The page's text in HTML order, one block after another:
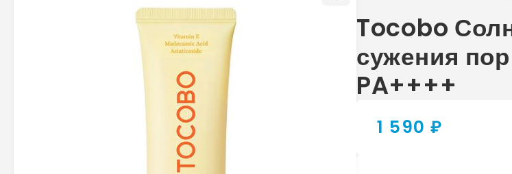
Tocobo
сужения
PA++++
1 590 ₽